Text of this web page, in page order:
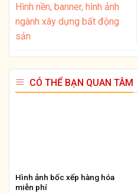
Hình nền, banner, hình ảnh
ngành xây dựng bất động
sản
CÓ THỂ BẠN QUAN TÂM
Hình ảnh bốc xếp hàng hóa
miễn phí